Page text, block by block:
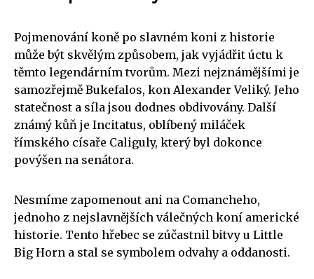
Pojmenování koně po slavném koni z historie
může být skvělým způsobem, jak vyjádřit úctu k
těmto legendárním tvorům. Mezi nejznámějšími je
samozřejmě Bukefalos, kon Alexander Veliký. Jeho
statečnost a síla jsou dodnes obdivovány. Další
známý kůň je Incitatus, oblíbený miláček
římského císaře Caliguly, který byl dokonce
povýšen na senátora.
Nesmíme zapomenout ani na Comancheho,
jednoho z nejslavnějších válečných koní americké
historie. Tento hřebec se zúčastnil bitvy u Little
Big Horn a stal se symbolem odvahy a oddanosti.